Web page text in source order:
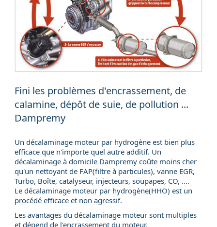
Fini les problèmes d'encrassement, de
calamine, dépôt de suie, de pollution ...
Dampremy
Un décalaminage moteur par hydrogène est bien plus
efficace que n'importe quel autre additif. Un
décalaminage à domicile Dampremy coûte moins cher
qu'un nettoyant de FAP(filtre à particules), vanne EGR,
Turbo, Boîte, catalyseur, injecteurs, soupapes, CO, ....
Le décalaminage moteur par hydrogène(HHO) est un
procédé efficace et non agressif.
Les avantages du décalaminage moteur sont multiples
et dépend de l'encrassement du moteur.